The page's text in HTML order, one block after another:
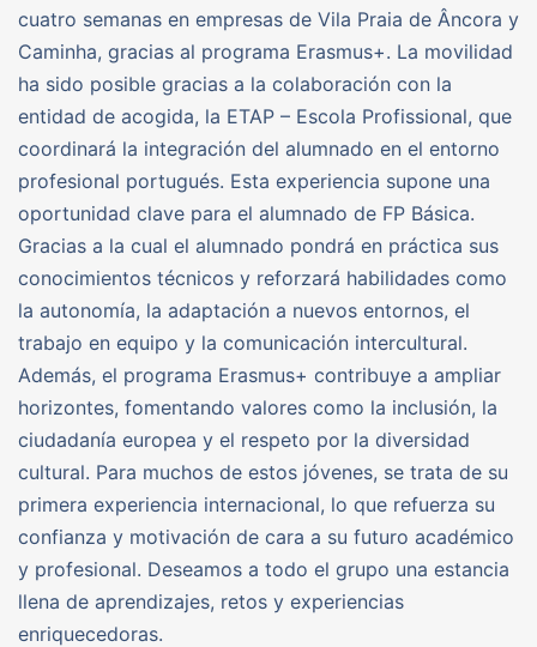
cuatro semanas en empresas de Vila Praia de Âncora y
Caminha, gracias al programa Erasmus+. La movilidad
ha sido posible gracias a la colaboración con la
entidad de acogida, la ETAP – Escola Profissional, que
coordinará la integración del alumnado en el entorno
profesional portugués. Esta experiencia supone una
oportunidad clave para el alumnado de FP Básica.
Gracias a la cual el alumnado pondrá en práctica sus
conocimientos técnicos y reforzará habilidades como
la autonomía, la adaptación a nuevos entornos, el
trabajo en equipo y la comunicación intercultural.
Además, el programa Erasmus+ contribuye a ampliar
horizontes, fomentando valores como la inclusión, la
ciudadanía europea y el respeto por la diversidad
cultural. Para muchos de estos jóvenes, se trata de su
primera experiencia internacional, lo que refuerza su
confianza y motivación de cara a su futuro académico
y profesional. Deseamos a todo el grupo una estancia
llena de aprendizajes, retos y experiencias
enriquecedoras.